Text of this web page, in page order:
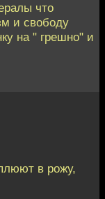
что
и свободу
на " грешно" и
в рожу,